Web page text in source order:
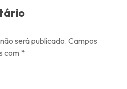
será publicado. Campos
com *